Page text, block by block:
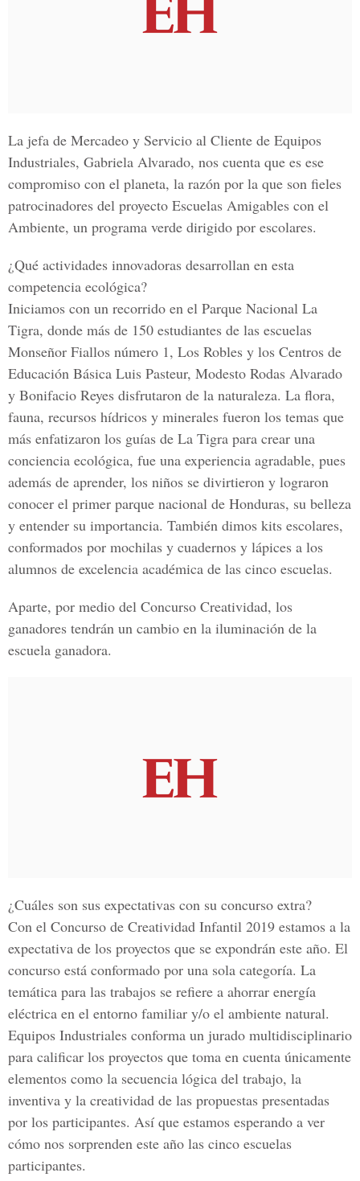
La jefa de Mercadeo y Servicio al Cliente de Equipos
Industriales, Gabriela Alvarado, nos cuenta que es ese
compromiso con el planeta, la razón por la que son fieles
patrocinadores del proyecto Escuelas Amigables con el
Ambiente, un programa verde dirigido por escolares.
¿Qué actividades innovadoras desarrollan en esta
competencia ecológica?
Iniciamos con un recorrido en el Parque Nacional La
Tigra, donde más de 150 estudiantes de las escuelas
Monseñor Fiallos número 1, Los Robles y los Centros de
Educación Básica Luis Pasteur, Modesto Rodas Alvarado
y Bonifacio Reyes disfrutaron de la naturaleza. La flora,
fauna, recursos hídricos y minerales fueron los temas que
más enfatizaron los guías de La Tigra para crear una
conciencia ecológica, fue una experiencia agradable, pues
además de aprender, los niños se divirtieron y lograron
conocer el primer parque nacional de Honduras, su belleza
y entender su importancia. También dimos kits escolares,
conformados por mochilas y cuadernos y lápices a los
alumnos de excelencia académica de las cinco escuelas.
Aparte, por medio del Concurso Creatividad, los
ganadores tendrán un cambio en la iluminación de la
escuela ganadora.
¿Cuáles son sus expectativas con su concurso extra?
Con el Concurso de Creatividad Infantil 2019 estamos a la
expectativa de los proyectos que se expondrán este año. El
concurso está conformado por una sola categoría. La
temática para las trabajos se refiere a ahorrar energía
eléctrica en el entorno familiar y/o el ambiente natural.
Equipos Industriales conforma un jurado multidisciplinario
para calificar los proyectos que toma en cuenta únicamente
elementos como la secuencia lógica del trabajo, la
inventiva y la creatividad de las propuestas presentadas
por los participantes. Así que estamos esperando a ver
cómo nos sorprenden este año las cinco escuelas
participantes.